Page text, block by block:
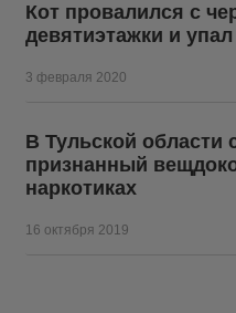
Кот провалился с
девятиэтажки и
3 февраля 2020
В Тульской области
признанный
наркотиках
16 октября 2019